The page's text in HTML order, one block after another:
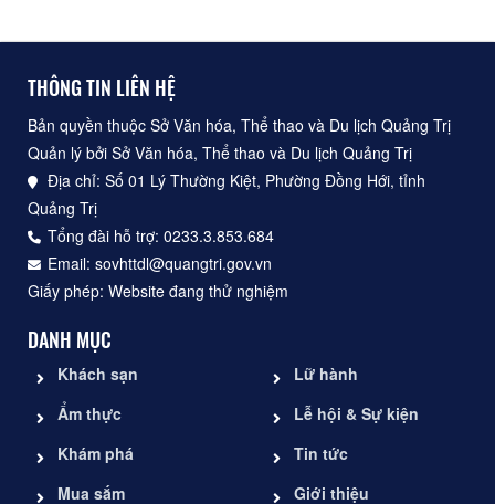
THÔNG TIN LIÊN HỆ
Bản quyền thuộc Sở Văn hóa, Thể thao và Du lịch Quảng Trị
Quản lý bởi Sở Văn hóa, Thể thao và Du lịch Quảng Trị
Địa chỉ: Số 01 Lý Thường Kiệt, Phường Đồng Hới, tỉnh
Quảng Trị
Tổng đài hỗ trợ: 0233.3.853.684
Email: sovhttdl@quangtri.gov.vn
Giấy phép: Website đang thử nghiệm
DANH MỤC
Khách sạn
Ẩm thực
Khám phá
Mua sắm
Lữ hành
Lễ hội & Sự kiện
Tin tức
Giới thiệu